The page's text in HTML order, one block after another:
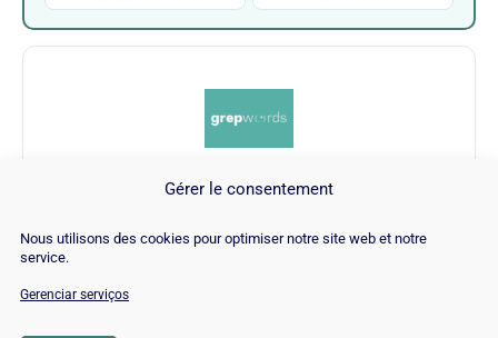
Gérer le consentement
Nous utilisons des cookies pour optimiser notre site web et notre
service.
Gerenciar serviços